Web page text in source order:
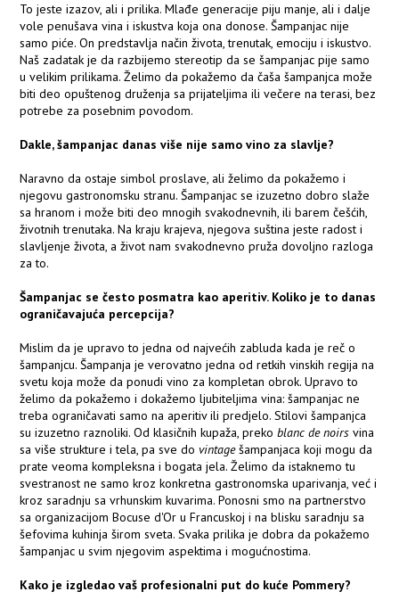
To jeste izazov, ali i prilika. Mlađe generacije piju manje, ali i dalje
vole penušava vina i iskustva koja ona donose. Šampanjac nije
samo piće. On predstavlja način života, trenutak, emociju i iskustvo.
Naš zadatak je da razbijemo stereotip da se šampanjac pije samo
u velikim prilikama. Želimo da pokažemo da čaša šampanjca može
biti deo opuštenog druženja sa prijateljima ili večere na terasi, bez
potrebe za posebnim povodom.
Dakle, šampanjac danas više nije samo vino za slavlje?
Naravno da ostaje simbol proslave, ali želimo da pokažemo i
njegovu gastronomsku stranu. Šampanjac se izuzetno dobro slaže
sa hranom i može biti deo mnogih svakodnevnih, ili barem češćih,
životnih trenutaka. Na kraju krajeva, njegova suština jeste radost i
slavljenje života, a život nam svakodnevno pruža dovoljno razloga
za to.
Šampanjac se često posmatra kao aperitiv. Koliko je to danas
ograničavajuća percepcija?
Mislim da je upravo to jedna od najvećih zabluda kada je reč o
šampanjcu. Šampanja je verovatno jedna od retkih vinskih regija na
svetu koja može da ponudi vino za kompletan obrok. Upravo to
želimo da pokažemo i dokažemo ljubiteljima vina: šampanjac ne
treba ograničavati samo na aperitiv ili predjelo. Stilovi šampanjca
su izuzetno raznoliki. Od klasičnih kupaža, prekoblanc de noirs vina
sa više strukture i tela, pa sve do vintagešampanjaca koji mogu da
prate veoma kompleksna i bogata jela. Želimo da istaknemo tu
svestranost ne samo kroz konkretna gastronomska uparivanja, već i
kroz saradnju sa vrhunskim kuvarima. Ponosni smo na partnerstvo
sa organizacijom Bocuse d'Or u Francuskoj i na blisku saradnju sa
šefovima kuhinja širom sveta. Svaka prilika je dobra da pokažemo
šampanjac u svim njegovim aspektima i mogućnostima.
Kako je izgledao vaš profesionalni put do kuće Pommery?